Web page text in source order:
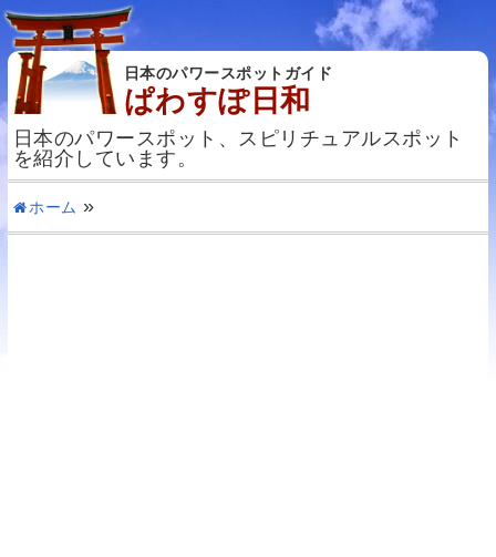
日本のパワースポットガイド
ぱわすぽ日和
日本のパワースポット、スピリチュアルスポット
を紹介しています。
ホーム